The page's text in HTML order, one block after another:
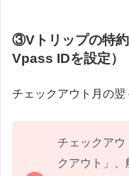
③Vトリップの特
Vpass IDを設定）
チェックアウト月の翌
チェックアウ
クアウト」